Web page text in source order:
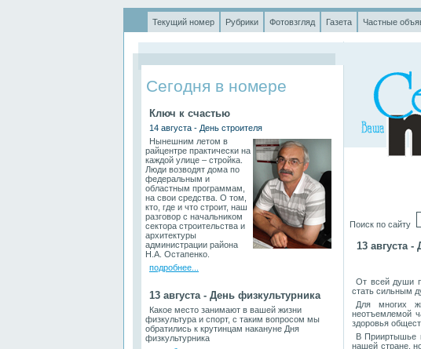
Текущий номер Рубрики Фотовзгляд Газета Частные
Сегодня в номере
Ключ к счастью
14 августа - День строителя
Нынешним летом в
райцентре практически на
каждой улице – стройка.
Люди возводят дома по
федеральным и
областным программам,
на свои средства. О том,
кто, где и что строит, наш
разговор с начальником
сектора строительства и
архитектуры
администрации района
Н.А. Остапенко.
подробнее...
13 августа - День физкультурника
Какое место занимают в вашей жизни
физкультура и спорт, с таким вопросом мы
обратились к крутинцам накануне Дня
физкультурника
Поиск по сайту
13 августа
От всей души
стать сильным
Для многих
неотъемлемой
здоровья
В Прииртышье
нашей стране,